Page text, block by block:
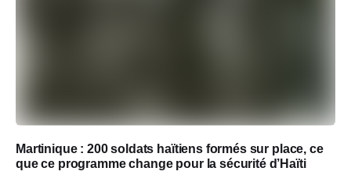
Martinique : 200 soldats haïtiens formés sur place, ce
que ce programme change pour la sécurité d’Haïti